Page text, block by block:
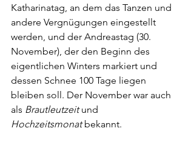
Katharinatag, an dem das Tanzen und
andere Vergnügungen eingestellt
werden, und der Andreastag (30.
November), der den Beginn des
eigentlichen Winters markiert und
dessen Schnee 100 Tage liegen
bleiben soll. Der November war auch
als Brautleutzeit und
Hochzeitsmonat bekannt.